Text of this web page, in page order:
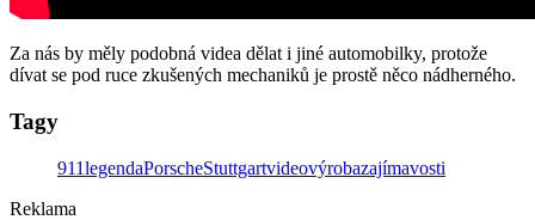
Za nás by měly podobná videa dělat i jiné automobilky, protože
dívat se pod ruce zkušených mechaniků je prostě něco nádherného.
Tagy
911legendaPorscheStuttgartvideovýrobazajímavosti
Reklama